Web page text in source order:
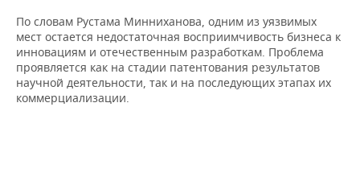
КИБЕРСПОРТ
ФИГУРНОЕ КАТАНИЕ
КУЛЬТУРА
МЕДИЦИНА
СПИСОК КОМПАНИЙ
По словам Рустама Минниханова, одним из уязвимых
мест остается недостаточная восприимчивость бизнеса к
инновациям и отечественным разработкам. Проблема
проявляется как на стадии патентования результатов
научной деятельности, так и на последующих этапах их
коммерциализации.